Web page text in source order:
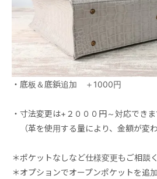
・底板＆底鋲追加 ＋1000円
・寸法変更は+２０００円～対応でき
（革を使用する量により、金額が変わ
＊ポケットなしなど仕様変更もご相談
＊オプションでオープンポケットを追